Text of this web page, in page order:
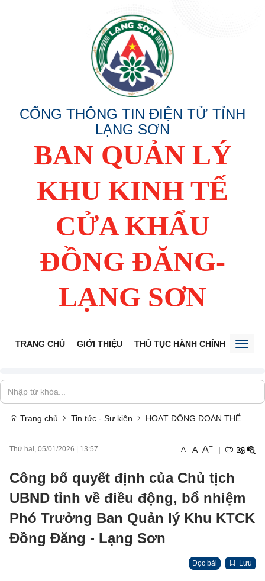
CỔNG THÔNG TIN ĐIỆN TỬ TỈNH
LẠNG SƠN
BAN QUẢN LÝ
KHU KINH TẾ
CỬA KHẨU
ĐỒNG ĐĂNG-
LẠNG SƠN
TRANG CHỦ GIỚI THIỆU THỦ TỤC HÀNH CHÍNH TIẾP
Trang chủ Tin tức - Sự kiện HOẠT ĐỘNG ĐOÀN THỂ
Thứ hai, 05/01/2026 13:57 A- A A+ |
Công bố quyết định của Chủ tịch
UBND tỉnh về điều động, bổ nhiệm
Phó Trưởng Ban Quản lý Khu KTCK
Đồng Đăng - Lạng Sơn
Đọc bài Lưu